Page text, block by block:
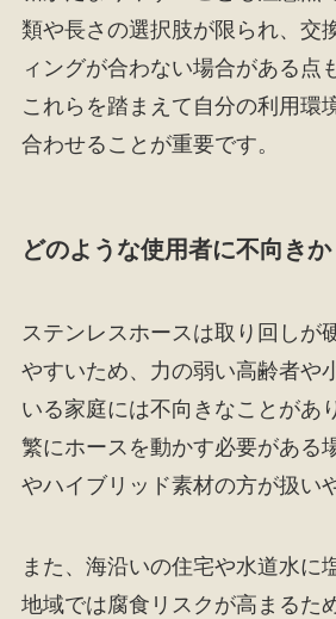
類や長さの選択肢が限られ、交
ィングが合わない場合がある点
これらを踏まえて自分の利用環
合わせることが重要です。
どのような使用者に不向きか
ステンレスホースは取り回しが
やすいため、力の弱い高齢者や
いる家庭には不向きなことがあ
繁にホースを動かす必要がある
やハイブリッド素材の方が扱い
また、海沿いの住宅や水道水に
地域では腐食リスクが高まるた